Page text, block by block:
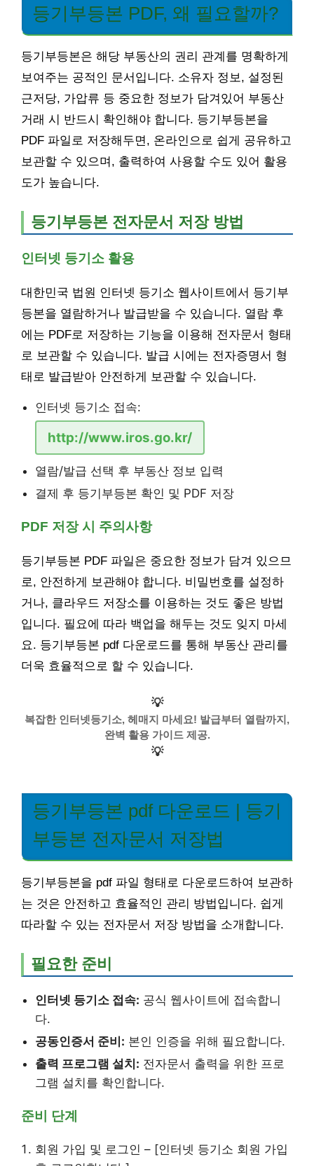
등기부등본 PDF, 왜 필요할까?
등기부등본은 해당 부동산의 권리 관계를 명확하게
보여주는 공적인 문서입니다. 소유자 정보, 설정된
근저당, 가압류 등 중요한 정보가 담겨있어 부동산
거래 시 반드시 확인해야 합니다. 등기부등본을
PDF 파일로 저장해두면, 온라인으로 쉽게 공유하고
보관할 수 있으며, 출력하여 사용할 수도 있어 활용
도가 높습니다.
등기부등본 전자문서 저장 방법
인터넷 등기소 활용
대한민국 법원 인터넷 등기소 웹사이트에서 등기부
등본을 열람하거나 발급받을 수 있습니다. 열람 후
에는 PDF로 저장하는 기능을 이용해 전자문서 형태
로 보관할 수 있습니다. 발급 시에는 전자증명서 형
태로 발급받아 안전하게 보관할 수 있습니다.
인터넷 등기소 접속:
http://www.iros.go.kr/
열람/발급 선택 후 부동산 정보 입력
결제 후 등기부등본 확인 및 PDF 저장
PDF 저장 시 주의사항
등기부등본 PDF 파일은 중요한 정보가 담겨 있으므
로, 안전하게 보관해야 합니다. 비밀번호를 설정하
거나, 클라우드 저장소를 이용하는 것도 좋은 방법
입니다. 필요에 따라 백업을 해두는 것도 잊지 마세
요. 등기부등본 pdf 다운로드를 통해 부동산 관리를
더욱 효율적으로 할 수 있습니다.
💡
복잡한 인터넷등기소, 헤매지 마세요! 발급부터 열람까지,
완벽 활용 가이드 제공.
💡
등기부등본 pdf 다운로드 | 등기
부등본 전자문서 저장법
등기부등본을 pdf 파일 형태로 다운로드하여 보관하
는 것은 안전하고 효율적인 관리 방법입니다. 쉽게
따라할 수 있는 전자문서 저장 방법을 소개합니다.
필요한 준비
인터넷 등기소 접속: 공식 웹사이트에 접속합니
다.
공동인증서 준비: 본인 인증을 위해 필요합니다.
출력 프로그램 설치: 전자문서 출력을 위한 프로
그램 설치를 확인합니다.
준비 단계
회원 가입 및 로그인 – [인터넷 등기소 회원 가입